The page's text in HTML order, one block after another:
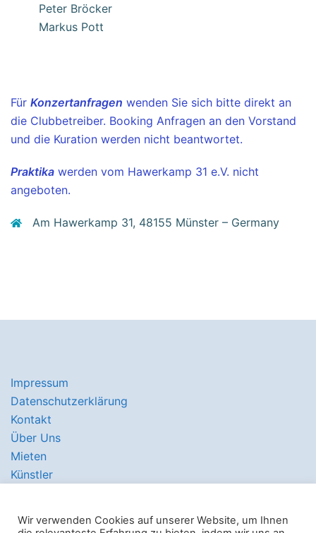
Peter Bröcker
Markus Pott
Für Konzertanfragen wenden Sie sich bitte direkt an
die Clubbetreiber. Booking Anfragen an den Vorstand
und die Kuration werden nicht beantwortet.
Praktika werden vom Hawerkamp 31 e.V. nicht
angeboten.
Am Hawerkamp 31, 48155 Münster – Germany
Impressum
Datenschutzerklärung
Kontakt
Über Uns
Mieten
Künstler
Wir verwenden Cookies auf unserer Website, um Ihnen